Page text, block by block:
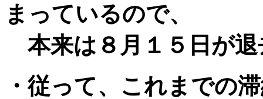
まっているので、
本来は８月１５日が
・従って、これまでの